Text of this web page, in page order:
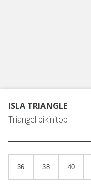
ISLA TRIANGLE
Triangel bikinitop
36 38 40